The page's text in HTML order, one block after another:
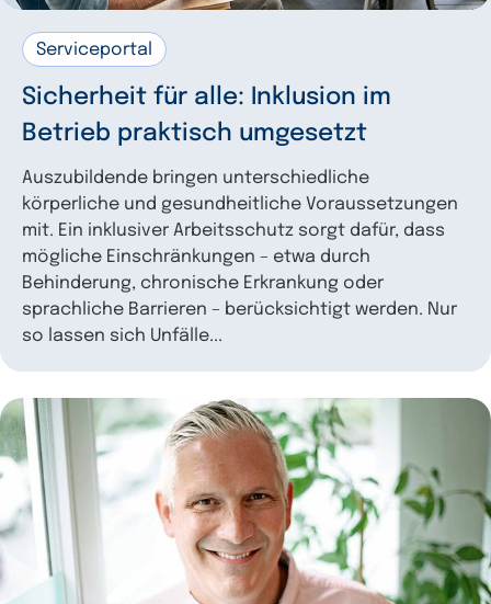
Serviceportal
Sicherheit für alle: Inklusion im
Betrieb ­praktisch umgesetzt
Auszubildende bringen unterschiedliche
körperliche und gesundheitliche Voraussetzungen
mit. Ein inklusiver Arbeitsschutz sorgt dafür, dass
mögliche Einschränkungen – etwa durch
Behinderung, chronische Erkrankung oder
sprachliche Barrieren – berücksichtigt werden. Nur
so lassen sich Unfälle...